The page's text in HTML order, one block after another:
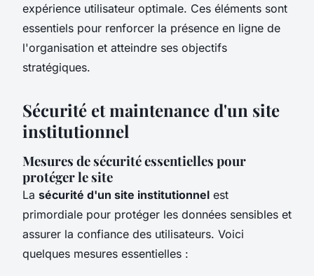
expérience utilisateur optimale. Ces éléments sont
essentiels pour renforcer la présence en ligne de
l'organisation et atteindre ses objectifs
stratégiques.
Sécurité et maintenance d'un site
institutionnel
Mesures de sécurité essentielles pour
protéger le site
La sécurité d'un site institutionnel est
primordiale pour protéger les données sensibles et
assurer la confiance des utilisateurs. Voici
quelques mesures essentielles :